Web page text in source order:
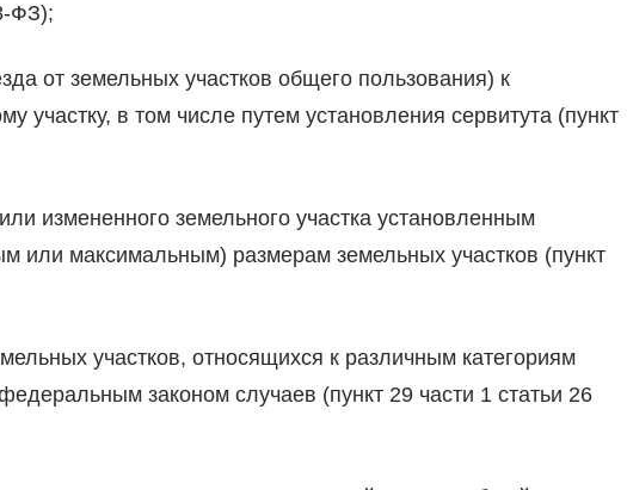
ФЗ);
от земельных участков общего пользования) к
участку, в том числе путем установления сервитута (пункт
измененного земельного участка установленным
или максимальным) размерам земельных участков (пункт
участков, относящихся к различным категориям
законом случаев (пункт 29 части 1 статьи 26